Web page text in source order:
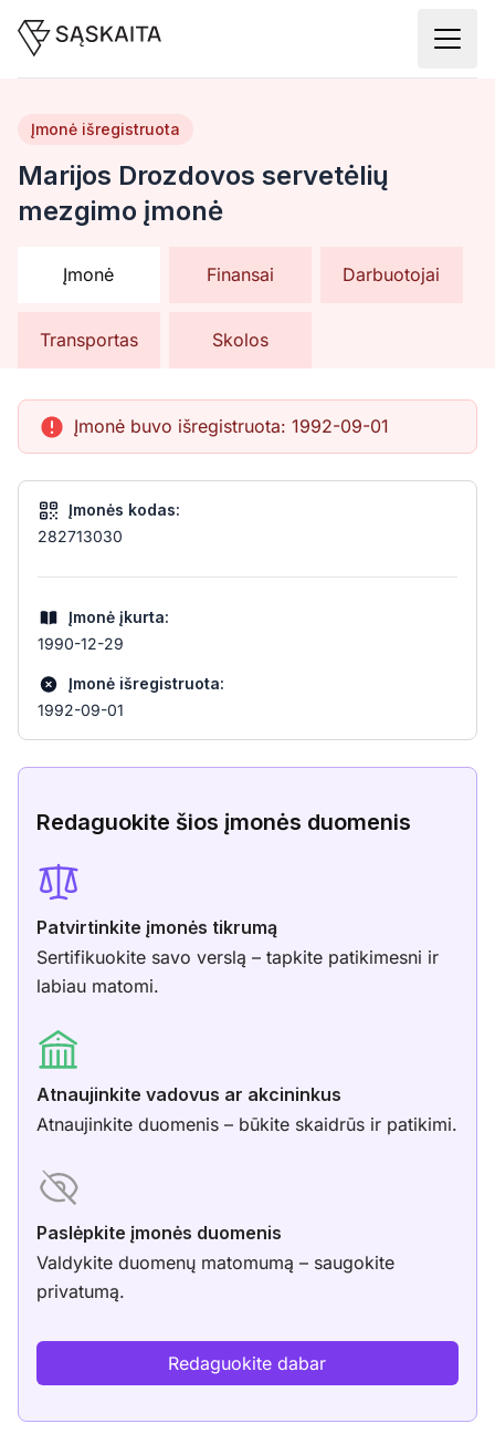
Marijos Drozdovos servetėlių
mezgimo įmonė
Įmonė išregistruota
Įmonė Finansai Darbuotojai
Transportas Skolos
Įmonė buvo išregistruota: 1992-09-01
Įmonės kodas:
282713030
Įmonė įkurta:
1990-12-29
Įmonė išregistruota:
1992-09-01
Redaguokite šios įmonės duomenis
Patvirtinkite įmonės tikrumą
Sertifikuokite savo verslą – tapkite patikimesni ir
labiau matomi.
Atnaujinkite vadovus ar akcininkus
Atnaujinkite duomenis – būkite skaidrūs ir patikimi.
Paslėpkite įmonės duomenis
Valdykite duomenų matomumą – saugokite
privatumą.
Redaguokite dabar